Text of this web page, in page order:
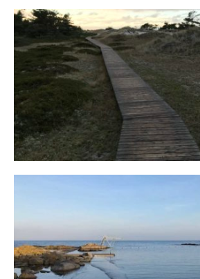
Fischland
12. FEBRUAR 2019
Bornholm
29. OKTOBER 2018